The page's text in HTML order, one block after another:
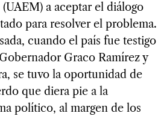
a aceptar el diálogo
para resolver el problema.
cuando el país fue testigo
Graco Ramírez y
se tuvo la oportunidad de
que diera pie a la
político, al margen de los